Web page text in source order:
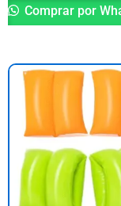
Comprar por